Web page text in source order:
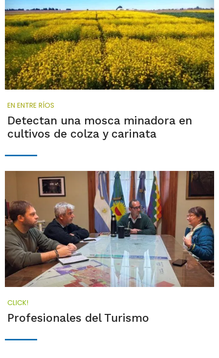
EN ENTRE RÍOS
Detectan una mosca minadora en
cultivos de colza y carinata
CLICK!
Profesionales del Turismo